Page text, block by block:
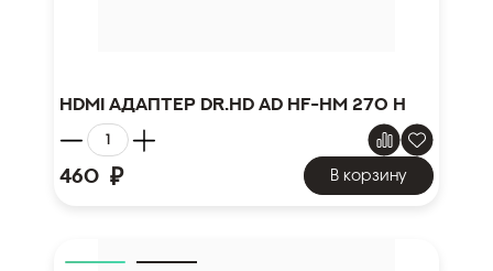
HDMI адаптер Dr.HD AD HF-HM 270 H
460 ₽ В корзину